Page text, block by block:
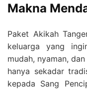
Makna
Paket Akikah
keluarga yang
mudah, nyaman,
hanya sekadar
kepada Sang